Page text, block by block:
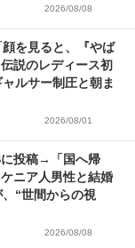
2026/08/08
顔を見ると、『やば
説のレディース初
ルサー制圧と朝ま
2026/08/01
に投稿→「国へ帰
ニア人男性と結婚
“世間からの視
2026/08/08